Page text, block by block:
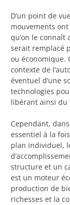
D’un point de
mouvements
qu’on le connaît
serait remplacé
ou économique.
contexte de
éventuel d’une
technologies
libérant ainsi du
Cependant,
essentiel à la
plan individuel,
structure et un
est un moteur
production de
richesses et la